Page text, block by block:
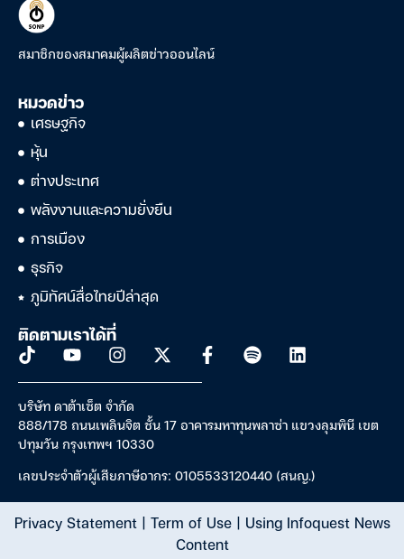
สมาชิกของสมาคมผู้ผลิตข่าวออนไลน์
หมวดข่าว
เศรษฐกิจ
หุ้น
ต่างประเทศ
พลังงานและความยั่งยืน
การเมือง
ธุรกิจ
ภูมิทัศน์สื่อไทยปีล่าสุด
ติดตามเราได้ที่
บริษัท ดาต้าเซ็ต จำกัด
888/178 ถนนเพลินจิต ชั้น 17 อาคารมหาทุนพลาซ่า แขวงลุมพินี เขต
ปทุมวัน กรุงเทพฯ 10330
เลขประจำตัวผู้เสียภาษีอากร: 0105533120440 (สนญ.)
Privacy Statement| Term of Use| Using Infoquest News
Content